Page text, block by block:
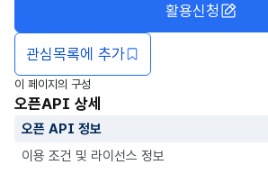
관심목록에 추가
활용신청
이 페이지의 구성
오픈API 상세
오픈 API 정보
이용 조건 및 라이선스 정보